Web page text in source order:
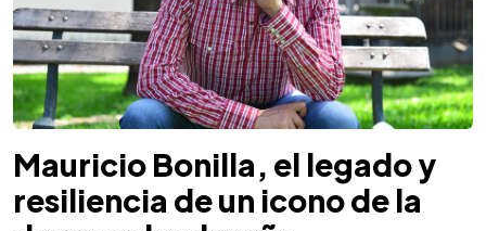
Mauricio Bonilla, el legado y
resiliencia de un icono de la